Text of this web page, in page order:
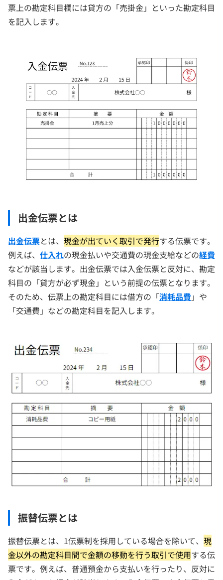
票上の勘定科目欄には貸方の「売掛金」といった勘定科目
を記入します。
出金伝票とは
出金伝票とは、 現金が出ていく取引で発行する伝票です。
例えば、 仕入れの現金払いや交通費の現金支給などの経費
などが該当します。出金伝票では入金伝票と反対に、勘定
科目の「貸方が必ず現金」という前提の伝票となります。
そのため、伝票上の勘定科目には借方の「消耗品費 」や
「交通費」などの勘定科目を記入します。
振替伝票とは
振替伝票とは、1伝票制を採用している場合を除いて、 現
金以外の勘定科目間で金額の移動を行う取引で使用する伝
票です。例えば、普通預金から支払いを行ったり、反対に